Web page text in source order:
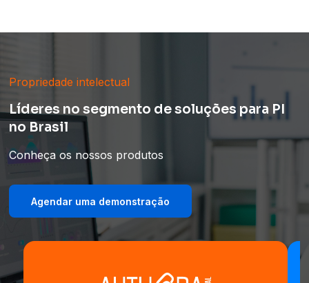
Propriedade intelectual
Líderes no segmento de soluções para PI
no Brasil
Conheça os nossos produtos
Agendar uma demonstração